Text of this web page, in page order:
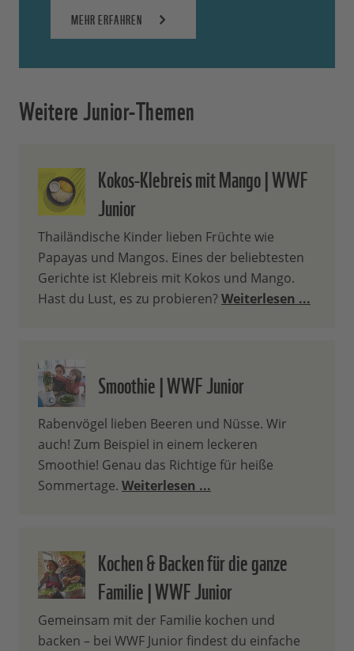
MEHR ERFAHREN
Weitere Junior-Themen
Kokos-Klebreis mit Mango | WWF
Junior
Thailändische Kinder lieben Früchte wie
Papayas und Mangos. Eines der beliebtesten
Gerichte ist Klebreis mit Kokos und Mango.
Hast du Lust, es zu probieren?Weiterlesen ...
Smoothie | WWF Junior
Rabenvögel lieben Beeren und Nüsse. Wir
auch! Zum Beispiel in einem leckeren
Smoothie! Genau das Richtige für heiße
Sommertage. Weiterlesen ...
Kochen & Backen für die ganze
Familie | WWF Junior
Gemeinsam mit der Familie kochen und
backen – bei WWF Junior findest du einfache